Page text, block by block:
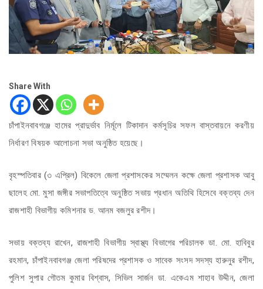
Share With
চাঁপাইনবাবগঞ্জে হামের প্রাদুর্ভাব নির্মূলে টিকাদান কর্মসূচির সফল বাস্তবায়নে করণীয়
নির্ধারণ বিষয়ক আলোচনা সভা অনুষ্ঠিত হয়েছে।
বৃহস্পতিবার (৩ এপ্রিল) বিকেলে জেলা প্রশাসকের সম্মেলন কক্ষে জেলা প্রশাসক আবু
ছালেহ মো. মুসা জঙ্গীর সভাপতিত্বে অনুষ্ঠিত সভায় প্রধান অতিথি হিসেবে বক্তব্য দেন
রাজশাহী বিভাগীয় কমিশনার ড. আনম বজলুর রশীদ।
সভায় বক্তব্য রাখেন, রাজশাহী বিভাগীয় স্বাস্থ্য বিভাগের পরিচালক ডা. মো. হাবিবুর
রহমান, চাঁপাইনবাবগঞ্জ জেলা পরিষদের প্রশাসক ও সাবেক সংসদ সদস্য হারুনুর রশীদ,
পুলিশ সুপার গৌতম কুমার বিশ্বাস, সিভিল সার্জন ডা. একেএম শাহাব উদ্দীন, জেলা